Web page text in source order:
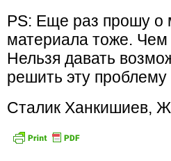
PS: Еще раз прошу о
материала тоже. Чем
Нельзя давать
решить эту
Сталик Ханкишиев,